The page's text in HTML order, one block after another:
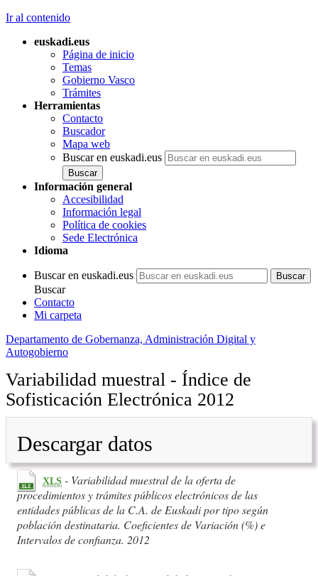
Ir al contenido
euskadi.eus
Página de inicio
Temas
Gobierno Vasco
Trámites
Herramientas
Contacto
Buscador
Mapa web
Buscar en euskadi.eus
Información general
Accesibilidad
Información legal
Política de cookies
Sede Electrónica
Idioma
Buscar en euskadi.eus
Buscar
Contacto
Mi carpeta
Departamento de Gobernanza, Administración Digital y
Autogobierno
Variabilidad muestral - Índice de
Sofisticación Electrónica 2012
Descargar datos
XLS - Variabilidad muestral de la oferta de
procedimientos y trámites públicos electrónicos de las
entidades públicas de la C.A. de Euskadi por tipo según
población destinataria. Coeficientes de Variación (%) e
Intervalos de confianza. 2012